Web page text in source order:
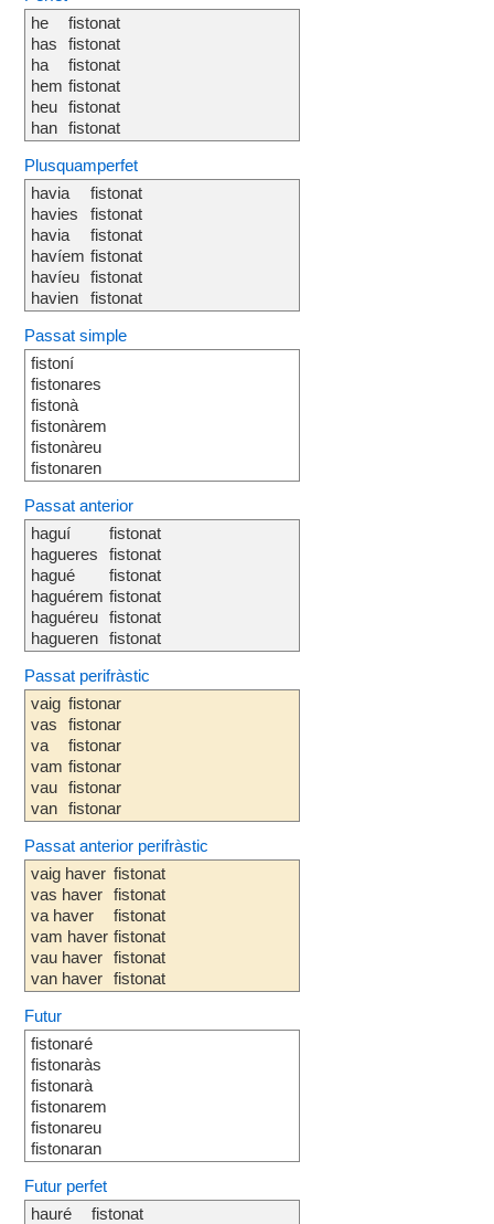
he
has
ha
hem
heu
han
fistonat
fistonat
fistonat
fistonat
fistonat
fistonat
Plusquamperfet
havia
havies
havia
havíem
havíeu
havien
fistonat
fistonat
fistonat
fistonat
fistonat
fistonat
Passat simple
fistoní
fistonares
fistonà
fistonàrem
fistonàreu
fistonaren
Passat anterior
haguí
hagueres
hagué
haguérem
haguéreu
hagueren
fistonat
fistonat
fistonat
fistonat
fistonat
fistonat
Passat perifràstic
vaig
vas
va
vam
vau
van
fistonar
fistonar
fistonar
fistonar
fistonar
fistonar
Passat anterior perifràstic
vaig haver
vas haver
va haver
vam haver
vau haver
van haver
fistonat
fistonat
fistonat
fistonat
fistonat
fistonat
Futur
fistonaré
fistonaràs
fistonarà
fistonarem
fistonareu
fistonaran
Futur perfet
hauré
fistonat